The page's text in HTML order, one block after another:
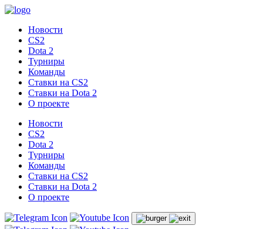
Новости
CS2
Dota 2
Турниры
Команды
Ставки на CS2
Ставки на Dota 2
О проекте
Новости
CS2
Dota 2
Турниры
Команды
Ставки на CS2
Ставки на Dota 2
О проекте